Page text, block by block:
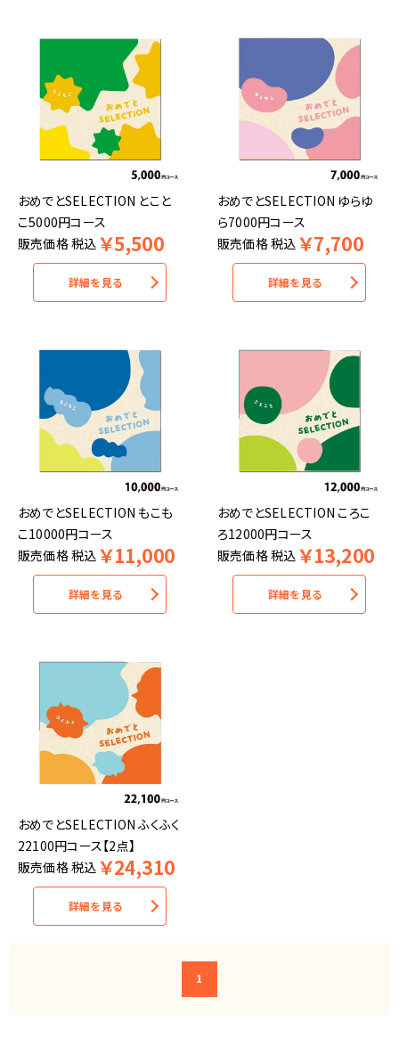
おめでとSELECTION とこと
こ5000円コース
販売価格税込 ￥5,500
詳細を見る
おめでとSELECTION ゆらゆ
ら7000円コース
販売価格税込 ￥7,700
詳細を見る
おめでとSELECTION もこも
こ10000円コース
販売価格税込 ￥11,000
詳細を見る
おめでとSELECTION ころこ
ろ12000円コース
販売価格税込 ￥13,200
詳細を見る
おめでとSELECTION ふくふく
22100円コース【2点】
販売価格税込 ￥24,310
詳細を見る
1